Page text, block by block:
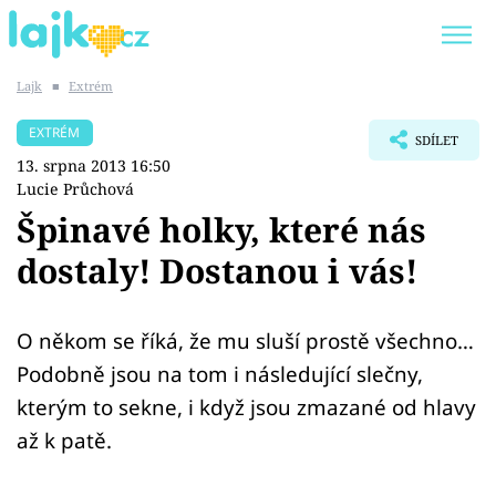
SHOPAHOLICADEL
Témata
Showbyznys
Youtubeři
Virály
Lajk ■ Extrém
EXTRÉM
13. srpna 2013 16:50
Lucie Průchová
SDÍLET
Špinavé holky, které nás
dostaly! Dostanou i vás!
O někom se říká, že mu sluší prostě všechno…
Podobně jsou na tom i následující slečny,
kterým to sekne, i když jsou zmazané od hlavy
až k patě.